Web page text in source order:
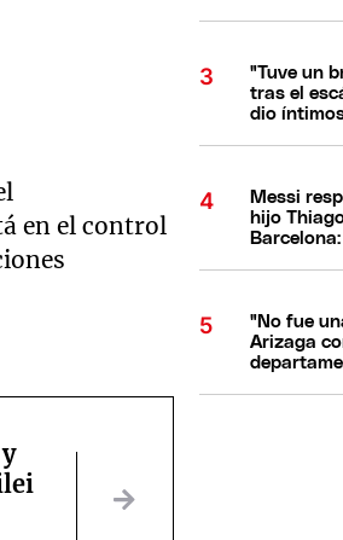
en el control
"Tuve un
tras el
dio
Messi
hijo
"No fue
Arizaga